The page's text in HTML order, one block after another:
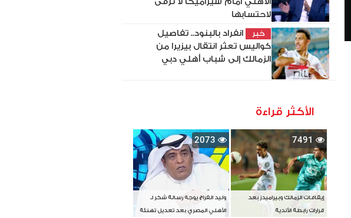
لاحتسابها
خبر
انفراد بالبنود.. تفاصيل
كواليس تعثر انتقال بيزيرا من
الزمالك إلى شباب أهلي دبي
الأكثر قراءة
7491
إيقافات الزمالك وبيراميدز بعد
قرارات رابطة الأندية
2073
وليد الفراج يوجه رسالة شكر لـ
الأهلي المصري بعد تعديل تهنئة